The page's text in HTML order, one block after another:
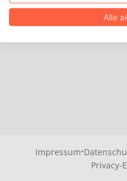
Impressum·
Privacy-
Alle